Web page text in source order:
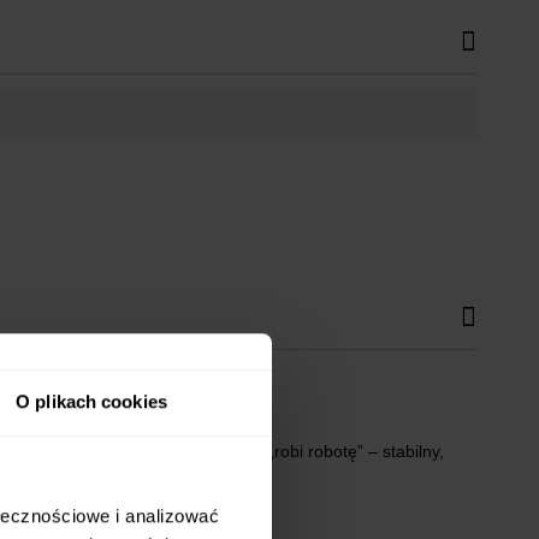
O plikach cookies
i analizować
To mebel, który po prostu „robi robotę” – stabilny,